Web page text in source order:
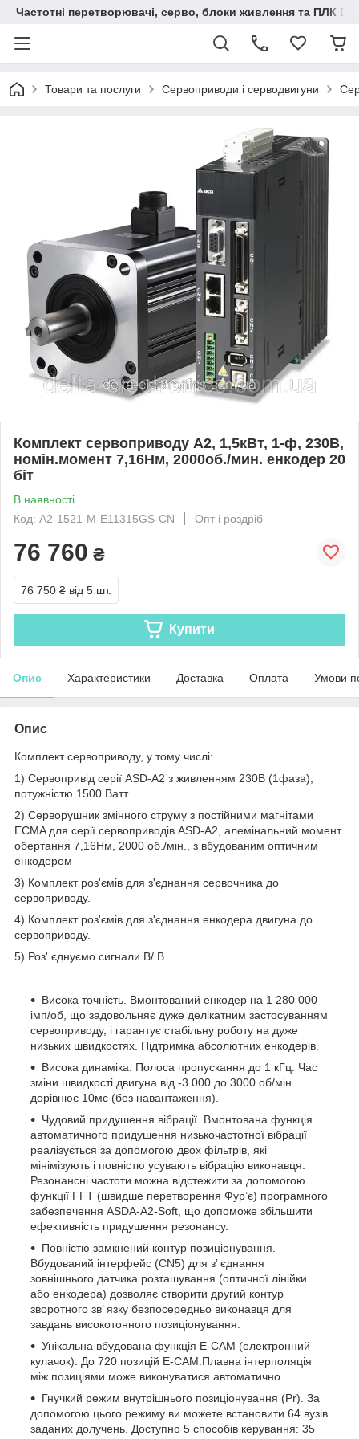
Частотні перетворювачі, серво, блоки живлення та ПЛК
Товари та послуги Сервоприводи і серводвигуни
Комплект сервоприводу A2, 1,5кВт, 1-ф, 230В,
номін.момент 7,16Нм, 2000об./мин. енкодер 20
біт
В наявності
Код: A2-1521-M-E11315GS-CN
Опт і роздріб
76 760 ₴
76 750 ₴ від 5 шт.
Купити
Опис Характеристики Доставка Оплата Умови
Опис
Комплект сервоприводу, у тому числі:
1) Сервопривід серії ASD-A2 з живленням 230В (1фаза),
потужністю 1500 Ватт
2) Серворушник змінного струму з постійними магнітами
ECMA для серії сервоприводів ASD-A2, алемінальний момент
обертання 7,16Нм, 2000 об./мін., з вбудованим оптичним
енкодером
3) Комплект роз'ємів для з'єднання сервочника до
сервоприводу.
4) Комплект роз'ємів для з'єднання енкодера двигуна до
сервоприводу.
5) Роз' єднуємо сигнали В/ В.
Висока точність. Вмонтований енкодер на 1 280 000
імп/об, що задовольняє дуже делікатним застосуванням
сервоприводу, і гарантує стабільну роботу на дуже
низьких швидкостях. Підтримка абсолютних енкодерів.
Висока динаміка. Полоса пропускання до 1 кГц. Час
зміни швидкості двигуна від -3 000 до 3000 об/мін
дорівнює 10мс (без навантаження).
Чудовий придушення вібрації. Вмонтована функція
автоматичного придушення низькочастотної вібрації
реалізується за допомогою двох фільтрів, які
мінімізують і повністю усувають вібрацію виконавця.
Резонансні частоти можна відстежити за допомогою
функції FFT (швидше перетворення Фур’є) програмного
забезпечення ASDA-A2-Soft, що допоможе збільшити
ефективність придушення резонансу.
Повністю замкнений контур позиціонування.
Вбудований інтерфейс (CN5) для з’ єднання
зовнішнього датчика розташування (оптичної лінійки
або енкодера) дозволяє створити другий контур
зворотного зв’ язку безпосередньо виконавця для
завдань високотонного позиціонування.
Унікальна вбудована функція E-CAM (електронний
кулачок). До 720 позицій E-CAM.Плавна інтерполяція
між позиціями може виконуватися автоматично.
Гнучкий режим внутрішнього позиціонування (Pr). За
допомогою цього режиму ви можете встановити 64 вузів
заданих долучень. Доступно 5 способів керування: 35